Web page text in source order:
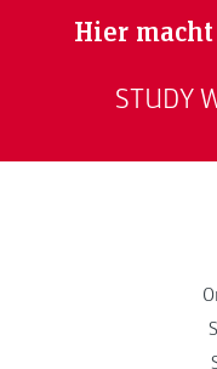
Hier
STUDY